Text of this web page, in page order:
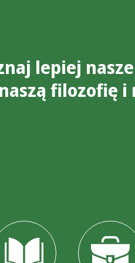
lepiej
filozofię i